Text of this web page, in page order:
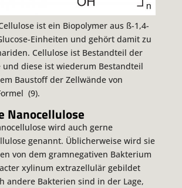
ist ein Biopolymer aus ß-1,4-
Einheiten und gehört damit zu
Cellulose ist Bestandteil der
und diese ist wiederum Bestandteil
Baustoff der Zellwände von
(9).
Nanocellulose
wird auch gerne
genannt. Üblicherweise wird sie
von dem gramnegativen Bakterium
xylinum extrazellulär gebildet
andere Bakterien sind in der Lage,